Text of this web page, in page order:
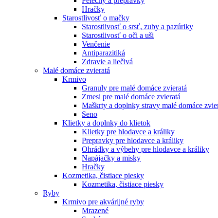
Hračky
Starostlivosť o mačky
Starostlivosť o srsť, zuby a pazúriky
Starostlivosť o oči a uši
Venčenie
Antiparazitiká
Zdravie a liečivá
Malé domáce zvieratá
Krmivo
Granuly pre malé domáce zvieratá
Zmesi pre malé domáce zvieratá
Maškrty a doplnky stravy malé domáce
Seno
Klietky a doplnky do klietok
Klietky pre hlodavce a králiky
Prepravky pre hlodavce a králiky
Ohrádky a výbehy pre hlodavce a králiky
Napájačky a misky
Hračky
Kozmetika, čistiace piesky
Kozmetika, čistiace piesky
Ryby
Krmivo pre akvárijné ryby
Mrazené